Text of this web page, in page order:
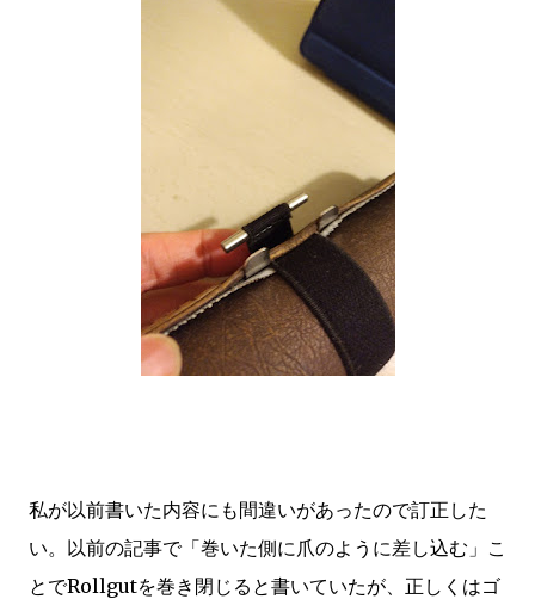
私が以前書いた内容にも間違いがあったので訂正した
い。以前の記事で「巻いた側に爪のように差し込む」こ
とでRollgutを巻き閉じると書いていたが、正しくはゴ